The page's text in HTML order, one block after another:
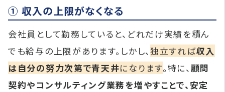
① 収入の上限がなくなる
会社員として勤務していると、どれだけ実績を積ん
でも給与の上限があります。しかし、独立すれば収入
は自分の努力次第で青天井になります。特に、顧問
契約やコンサルティング業務を増やすことで、安定